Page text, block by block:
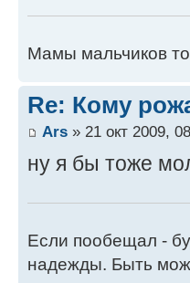
Мамы мальчиков
Re: Кому
Ars » 21 окт 2009,
ну я бы тоже
Если пообещал -
надежды. Быть